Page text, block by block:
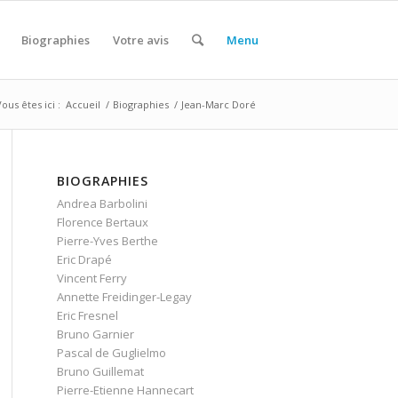
Biographies Votre avis Menu
êtes ici : Accueil / Biographies / Jean-Marc Doré
BIOGRAPHIES
Andrea Barbolini
Florence Bertaux
Pierre-Yves Berthe
Eric Drapé
Vincent Ferry
Annette Freidinger-Legay
Eric Fresnel
Bruno Garnier
Pascal de Guglielmo
Bruno Guillemat
Pierre-Etienne Hannecart